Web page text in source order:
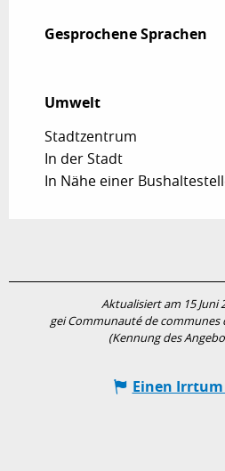
Gesprochene Sprachen
Gesprochene Sprachen
Umwelt
Umwelt
Stadtzentrum
In der Stadt
In Nähe einer
Aktualisiert am 15 Juni
gei Communauté de communes
(Kennung des
Einen